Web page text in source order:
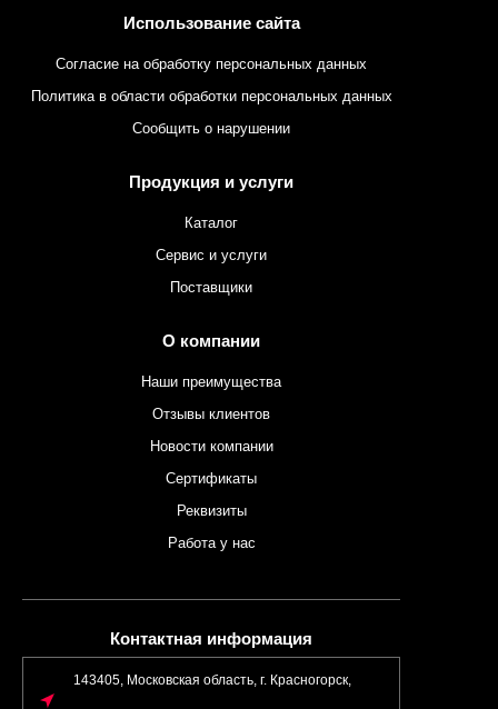
Использование сайта
Согласие на обработку персональных данных
Политика в области обработки персональных данных
Сообщить о нарушении
Продукция и услуги
Каталог
Сервис и услуги
Поставщики
О компании
Наши преимущества
Отзывы клиентов
Новости компании
Сертификаты
Реквизиты
Работа у нас
Контактная информация
143405, Московская область, г. Красногорск,